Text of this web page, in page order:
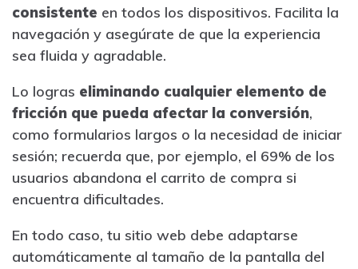
consistente en todos los dispositivos. Facilita la
navegación y asegúrate de que la experiencia
sea fluida y agradable.
Lo logras eliminando cualquier elemento de
fricción que pueda afectar la conversión,
como formularios largos o la necesidad de iniciar
sesión; recuerda que, por ejemplo, el 69% de los
usuarios abandona el carrito de compra si
encuentra dificultades.
En todo caso, tu sitio web debe adaptarse
automáticamente al tamaño de la pantalla del